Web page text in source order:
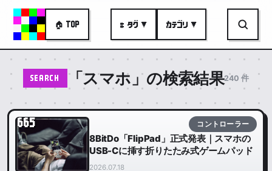
🏠 TOP # タグ ▼ カテゴリ ▼
SEARCH 「スマホ」の検索結果240 件
665 コントローラー
8BitDo「FlipPad」正式発表｜スマホの
USB-Cに挿す折りたたみ式ゲームパッド
2026.07.18